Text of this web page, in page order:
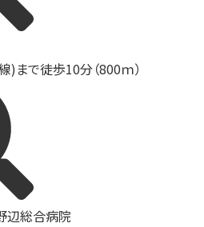
まで徒歩10分（800ｍ）